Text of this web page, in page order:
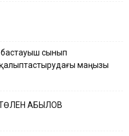
сынып
маңызы
ҚАБЫЛОВ